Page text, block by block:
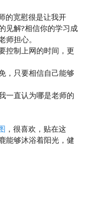
的宽慰很是让我开
见解?相信你的学习成
担心。
控制上网的时间，更
，只要相信自己能够
一直认为哪是老师的
，很喜欢，贴在这
能够沐浴着阳光，健